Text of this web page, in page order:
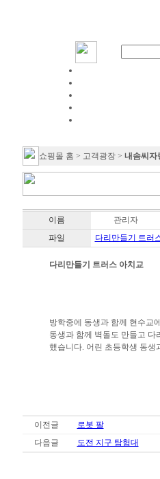
쇼핑몰 홈 > 고객광장 > 내솜씨자
이름
관리자
파일
다리만들기 트러
다리만들기 트러스 아치교
방학중에 동생과 함께 현수교
동생과 함께 벽돌도 만들고
했습니다. 어린 초등학생 동생
이전글
로봇 팔
다음글
도전 지구 탐험대